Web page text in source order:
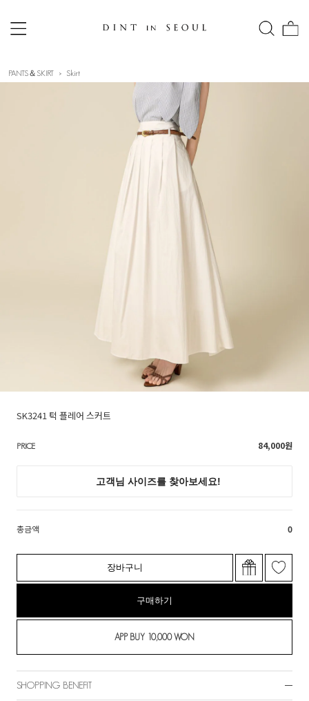
PANTS＆SKIRT Skirt
SK3241 턱 플레어 스커트
PRICE 84,000원
총금액 0
장바구니
구매하기
SHOPPING BENEFIT